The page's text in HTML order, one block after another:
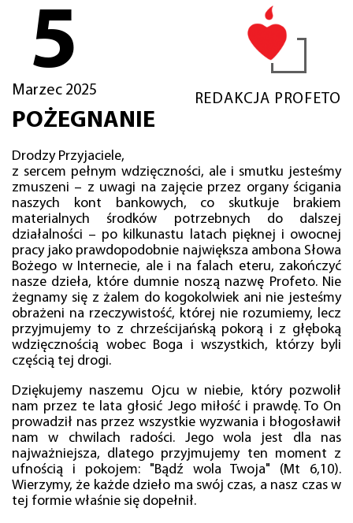
5
Marzec 2025
REDAKCJA PROFETO
POŻEGNANIE
Drodzy Przyjaciele,
z sercem pełnym wdzięczności, ale i smutku jesteśmy
zmuszeni – z uwagi na zajęcie przez organy ścigania
naszych kont bankowych, co skutkuje brakiem
materialnych środków potrzebnych do dalszej
działalności – po kilkunastu latach pięknej i owocnej
pracy jako prawdopodobnie największa ambona Słowa
Bożego w Internecie, ale i na falach eteru, zakończyć
nasze dzieła, które dumnie noszą nazwę Profeto. Nie
żegnamy się z żalem do kogokolwiek ani nie jesteśmy
obrażeni na rzeczywistość, której nie rozumiemy, lecz
przyjmujemy to z chrześcijańską pokorą i z głęboką
wdzięcznością wobec Boga i wszystkich, którzy byli
częścią tej drogi.
Dziękujemy naszemu Ojcu w niebie, który pozwolił
nam przez te lata głosić Jego miłość i prawdę. To On
prowadził nas przez wszystkie wyzwania i błogosławił
nam w chwilach radości. Jego wola jest dla nas
najważniejsza, dlatego przyjmujemy ten moment z
ufnością i pokojem: "Bądź wola Twoja" (Mt 6,10).
Wierzymy, że każde dzieło ma swój czas, a nasz czas w
tej formie właśnie się dopełnił.